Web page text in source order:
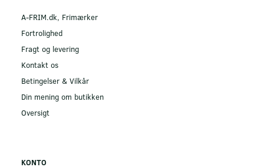
A-FRIM.dk, Frimærker
Fortrolighed
Fragt og levering
Kontakt os
Betingelser & Vilkår
Din mening om butikken
Oversigt
KONTO